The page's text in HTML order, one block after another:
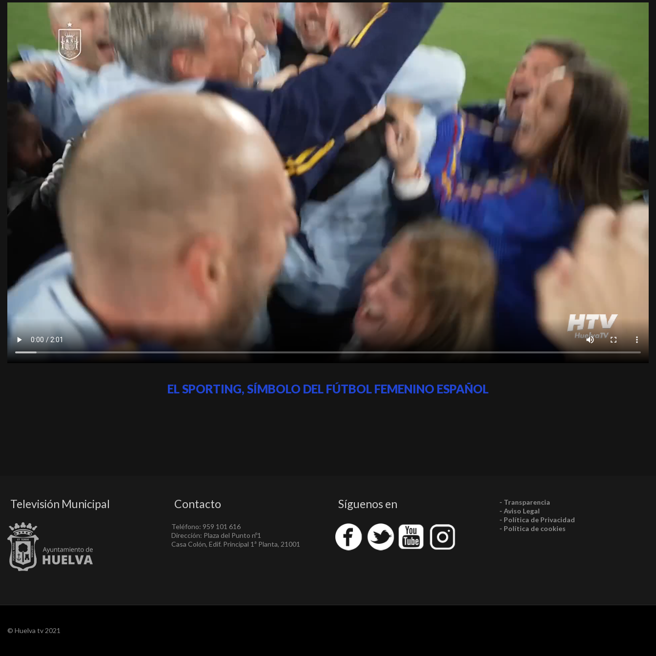
EL SPORTING, SÍMBOLO DEL FÚTBOL FEMENINO ESPAÑOL
Televisión Municipal Contacto
Teléfono: 959 101 616
Dirección: Plaza del Punto nº1
Casa Colón, Edif. Principal 1ª Planta, 21001
Síguenos en
- Transparencia
- Aviso Legal
- Política de Privacidad
- Política de cookies
© Huelva tv 2021